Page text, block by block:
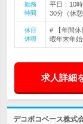
勤務
時間
平日：10
30分（休
休日
休暇
# 【年間休
暇年末年
求人詳細
デコボコベース株式